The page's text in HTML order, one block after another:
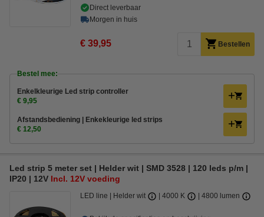
Direct leverbaar
Morgen in huis
€ 39,95 Bestellen
Bestel mee:
Enkelkleurige Led strip controller
€ 9,95
Afstandsbediening | Enkekleurige led strips
€ 12,50
Led strip 5 meter set | Helder wit | SMD 3528 | 120 leds p/m |
IP20 | 12V Incl. 12V voeding
LED line Helder wit 4000 K 4800 lumen